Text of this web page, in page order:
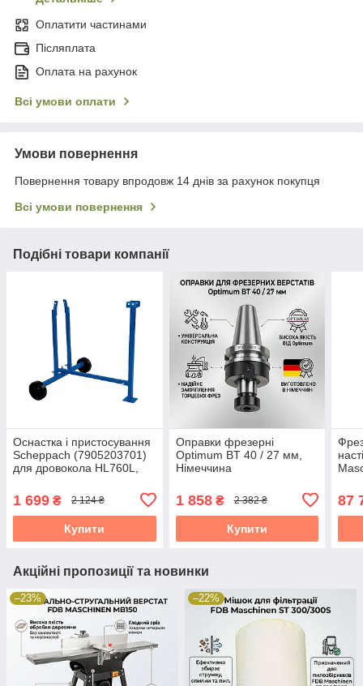
Оплатити частинами
Післяплата
Оплата на рахунок
Всі умови оплати
Умови повернення
Повернення товару впродовж 14 днів за рахунок покупця
Всі умови повернення
Подібні товари компанії
Оснастка і пристосування
Scheppach (7905203701)
для дровокола HL760L,
1 699 ₴ 2 124 ₴
Купити
Оправки фрезерні
Optimum BT 40 / 27 мм,
Німеччина
1 858₴ 2 382 ₴
Купити
87
Акційні пропозиції та новинки
–23% –22%